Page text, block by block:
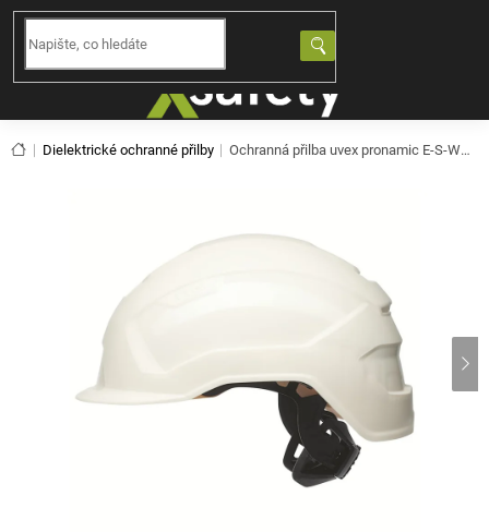
Přejít
obsah
Domů
Dielektrické ochranné přilby Ochranná přilba uvex pronamic E-S-WR - bílá